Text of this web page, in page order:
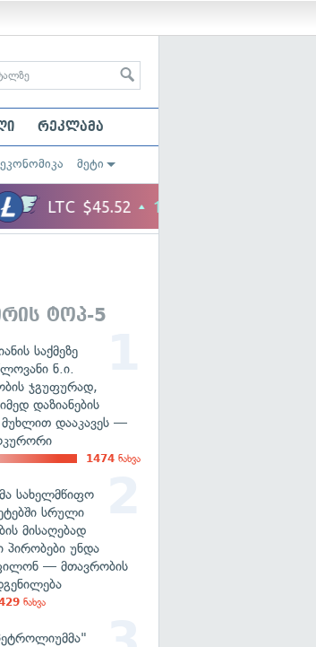
რეკლამა
ეკონომიკა მეტი
ტოპ-5
საქმეზე
ნ.ი.
ჯგუფურად,
დაზიანების
მუხლით დააკავეს —
1474 ნახვა
სახელმწიფო
სრული
მისაღებად
პირობები უნდა
— მთავრობის
ნახვა